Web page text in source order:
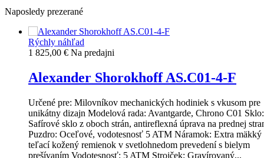
Naposledy prezerané
Rýchly náhľad
1 825,00 € Na predajni
Alexander Shorokhoff AS.C01-4-F
Určené pre: Milovníkov mechanických hodiniek s vkusom pre
unikátny dizajn Modelová rada: Avantgarde, Chrono C01 Sklo:
Safírové sklo z oboch strán, antireflexná úprava na prednej
Puzdro: Oceľové, vodotesnosť 5 ATM Náramok: Extra mäkký
teľací kožený remienok v svetlohnedom prevedení s bielym
prešívaním Vodotesnosť: 5 ATM Strojček: Gravírovaný...